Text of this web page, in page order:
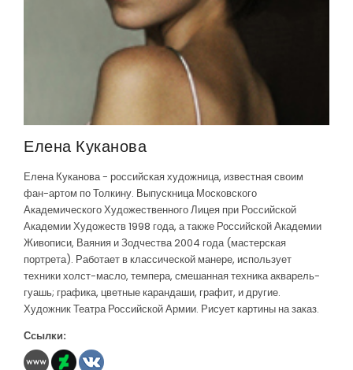
Елена Куканова
Елена Куканова - российская художница, известная своим
фан-артом по Толкину. Выпускница Московского
Академического Художественного Лицея при Российской
Академии Художеств 1998 года, а также Российской Академии
Живописи, Ваяния и Зодчества 2004 года (мастерская
портрета). Работает в классической манере, использует
техники холст-масло, темпера, смешанная техника акварель-
гуашь; графика, цветные карандаши, графит, и другие.
Художник Театра Российской Армии. Рисует картины на заказ.
Ссылки: